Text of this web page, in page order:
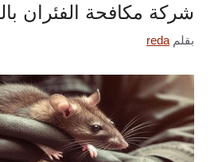
شركة مكافحة الفئران
بقلم reda